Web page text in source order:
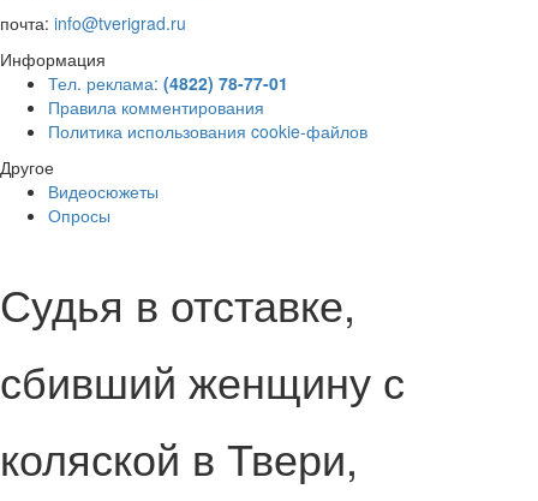
почта: info@tverigrad.ru
Информация
Тел. реклама: (4822) 78-77-01
Правила комментирования
Политика использования cookie-файлов
Другое
Видеосюжеты
Опросы
Судья в отставке,
сбивший женщину с
коляской в Твери,